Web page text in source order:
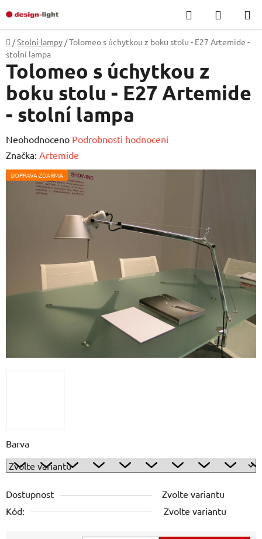
na
obsah
Hledat
KOŠÍK
Domů
/Stolní lampy /Tolomeo s úchytkou z boku stolu - E27 Artemide -
stolní lampa
Barva
Dostupnost
Zvolte variantu
Kód:
Zvolte variantu
Tolomeo s úchytkou z
boku stolu - E27 Artemide
- stolní lampa
Průměrné
hodnocení
produktu
Neohodnoceno Podrobnosti hodnocení
Značka: Artemide
DOPRAVA ZDARMA